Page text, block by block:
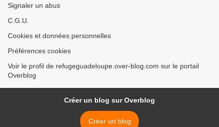
Signaler un abus
C.G.U.
Cookies et données personnelles
Préférences cookies
Voir le profil de refugeguadeloupe.over-blog.com sur le portail
Overblog
Créer un blog sur Overblog
Créer un blog